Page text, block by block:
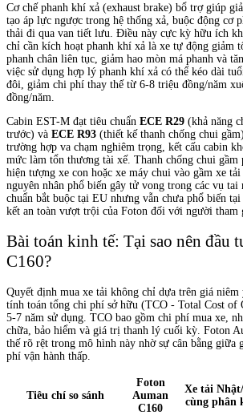
Cơ chế phanh khí xả (exhaust brake) bổ trợ giúp
tạo áp lực ngược trong hệ thống xả, buộc động cơ
thải đi qua van tiết lưu. Điều này cực kỳ hữu ích
chỉ cần kích hoạt phanh khí xả là xe tự động giảm
phanh chân liên tục, giảm hao mòn má phanh và
việc sử dụng hợp lý phanh khí xả có thể kéo dài
đôi, giảm chi phí thay thế từ 6-8 triệu đồng/năm
đồng/năm.
Cabin EST-M đạt tiêu chuẩn ECE R29 (khả năng
trước) và ECE R93 (thiết kế thanh chống chui
trường hợp va chạm nghiêm trọng, kết cấu cabin
mức làm tổn thương tài xế. Thanh chống chui gầm
hiện tượng xe con hoặc xe máy chui vào gầm xe
nguyên nhân phổ biến gây tử vong trong các vụ
chuẩn bắt buộc tại EU nhưng vẫn chưa phổ biến
kết an toàn vượt trội của Foton đối với người tham
Bài toán kinh tế: Tại sao nên đầu
C160?
Quyết định mua xe tải không chỉ dựa trên giá niêm
tính toán tổng chi phí sở hữu (TCO - Total Cost of
5-7 năm sử dụng. TCO bao gồm chi phí mua xe,
chữa, bảo hiểm và giá trị thanh lý cuối kỳ. Foton
thế rõ rệt trong mô hình này nhờ sự cân bằng giữa
phí vận hành thấp.
Tiêu chí so sánh
Foton
Auman
C160
Xe tải
cùng phân